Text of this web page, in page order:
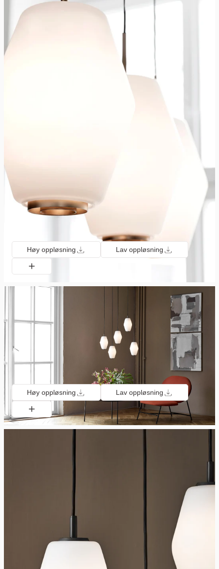
Høy oppløsning Lav oppløsning
Høy oppløsning Lav oppløsning